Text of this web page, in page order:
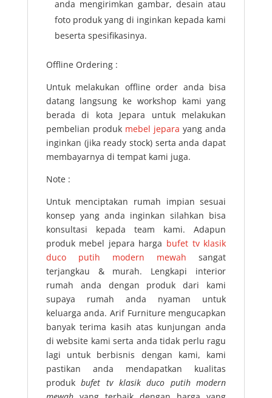
anda mengirimkan gambar, desain atau
foto produk yang di inginkan kepada kami
beserta spesifikasinya.
Offline Ordering :
Untuk melakukan offline order anda bisa
datang langsung ke workshop kami yang
berada di kota Jepara untuk melakukan
pembelian produk mebel jepara yang anda
inginkan (jika ready stock) serta anda dapat
membayarnya di tempat kami juga.
Note :
Untuk menciptakan rumah impian sesuai
konsep yang anda inginkan silahkan bisa
konsultasi kepada team kami. Adapun
produk mebel jepara harga bufet tv klasik
duco putih modern mewah sangat
terjangkau & murah. Lengkapi interior
rumah anda dengan produk dari kami
supaya rumah anda nyaman untuk
keluarga anda. Arif Furniture mengucapkan
banyak terima kasih atas kunjungan anda
di website kami serta anda tidak perlu ragu
lagi untuk berbisnis dengan kami, kami
pastikan anda mendapatkan kualitas
produkbufet tv klasik duco putih modern